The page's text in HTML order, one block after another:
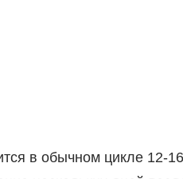
в обычном цикле 12-16